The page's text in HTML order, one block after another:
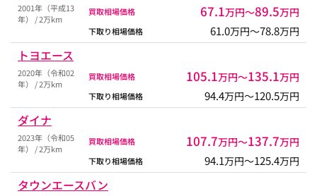
2001年（平成13
年） / 2万km
買取相場価格 67.1万円〜89.5万円
下取り相場価格 61.0万円〜78.8万円
トヨエース
2020年（令和02
年） / 2万km
買取相場価格 105.1万円〜135.1万円
下取り相場価格 94.4万円〜120.5万円
ダイナ
2023年（令和05
年） / 2万km
買取相場価格 107.7万円〜137.7万円
下取り相場価格 94.1万円〜125.4万円
タウンエースバン